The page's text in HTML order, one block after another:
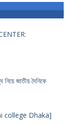
নিয়ে জাতীয় দৈনিকে
college Dhaka]